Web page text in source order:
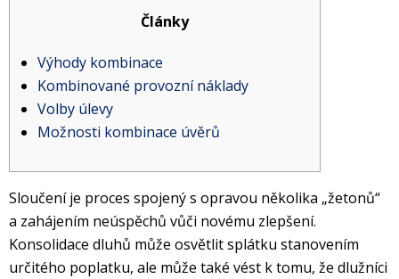
Články
Výhody kombinace
Kombinované provozní náklady
Volby úlevy
Možnosti kombinace úvěrů
Sloučení je proces spojený s opravou několika „žetonů“
a zahájením neúspěchů vůči novému zlepšení.
Konsolidace dluhů může osvětlit splátku stanovením
určitého poplatku, ale může také vést k tomu, že dlužníci